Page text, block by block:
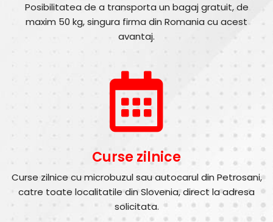
Posibilitatea de a transporta un bagaj gratuit, de
maxim 50 kg, singura firma din Romania cu acest
avantaj.
Curse zilnice
Curse zilnice cu microbuzul sau autocarul din Petrosani,
catre toate localitatile din Slovenia, direct la adresa
solicitata.